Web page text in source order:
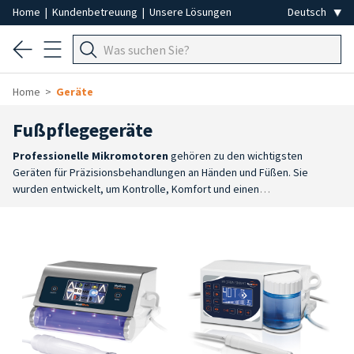
Home | Kundenbetreuung | Unsere Lösungen
Home Geräte
Fußpflegegeräte
Professionelle Mikromotoren gehören zu den wichtigsten
Geräten für Präzisionsbehandlungen an Händen und Füßen. Sie
wurden entwickelt, um Kontrolle, Komfort und einen
Leistung: Das Sortiment umfasst Modelle mit unterschiedlichen
Drehzahlen, Drehmomenten, Stromversorgungen und Funktionen, um
für jeden Anwendungsbereich die passende Lösung zu
bieten.Maximale Kontrolle: Ergonomische Handstücke für
professionelle Fräsen, geringe Vibrationen und ein reibungsloser